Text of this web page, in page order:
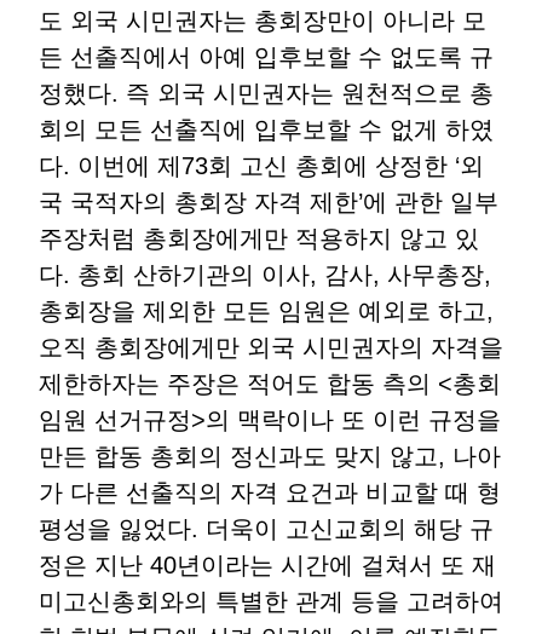
도 외국 시민권자는 총회장만이 아니라 모
든 선출직에서 아예 입후보할 수 없도록 규
정했다. 즉 외국 시민권자는 원천적으로 총
회의 모든 선출직에 입후보할 수 없게 하였
다. 이번에 제73회 고신 총회에 상정한 ‘외
국 국적자의 총회장 자격 제한’에 관한 일부
주장처럼 총회장에게만 적용하지 않고 있
다. 총회 산하기관의 이사, 감사, 사무총장,
총회장을 제외한 모든 임원은 예외로 하고,
오직 총회장에게만 외국 시민권자의 자격을
제한하자는 주장은 적어도 합동 측의 <총회
임원 선거규정>의 맥락이나 또 이런 규정을
만든 합동 총회의 정신과도 맞지 않고, 나아
가 다른 선출직의 자격 요건과 비교할 때 형
평성을 잃었다. 더욱이 고신교회의 해당 규
정은 지난 40년이라는 시간에 걸쳐서 또 재
미고신총회와의 특별한 관계 등을 고려하여